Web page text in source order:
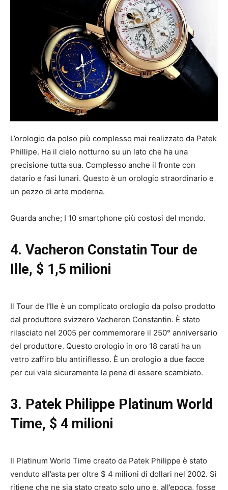
L’orologio da polso più complesso mai realizzato da Patek
Phillipe. Ha il cielo notturno su un lato che ha una
precisione tutta sua. Complesso anche il fronte con
datario e fasi lunari. Questo è un orologio straordinario e
un pezzo di arte moderna.
Guarda anche; I 10 smartphone più costosi del mondo.
4. Vacheron Constatin Tour de
Ille, $ 1,5 milioni
Il Tour de I’lle è un complicato orologio da polso prodotto
dal produttore svizzero Vacheron Constantin. È stato
rilasciato nel 2005 per commemorare il 250° anniversario
del produttore. Questo orologio in oro 18 carati ha un
vetro zaffiro blu antiriflesso. È un orologio a due facce
per cui vale sicuramente la pena di essere scambiato.
3. Patek Philippe Platinum World
Time, $ 4 milioni
Il Platinum World Time creato da Patek Philippe è stato
venduto all’asta per oltre $ 4 milioni di dollari nel 2002. Si
ritiene che ne sia stato creato solo uno e, all’epoca, fosse